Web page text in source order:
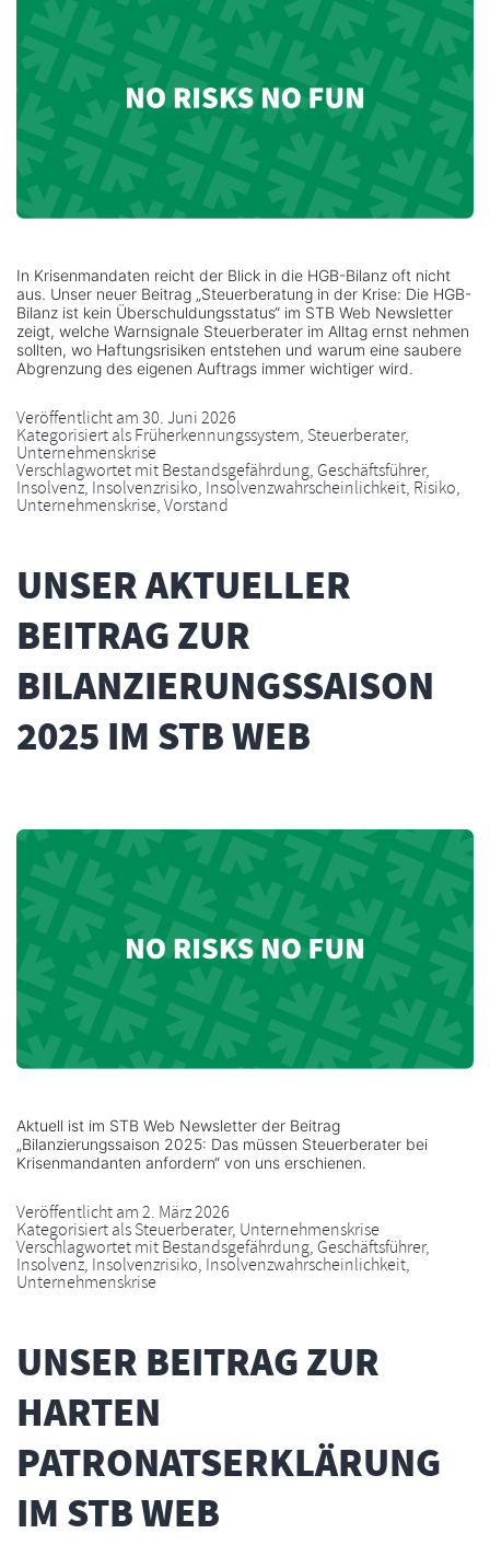
In Krisenmandaten reicht der Blick in die HGB-Bilanz oft nicht
aus. Unser neuer Beitrag „Steuerberatung in der Krise: Die HGB-
Bilanz ist kein Überschuldungsstatus“ im STB Web Newsletter
zeigt, welche Warnsignale Steuerberater im Alltag ernst nehmen
sollten, wo Haftungsrisiken entstehen und warum eine saubere
Abgrenzung des eigenen Auftrags immer wichtiger wird.
Veröffentlicht am30. Juni 2026
Kategorisiert alsFrüherkennungssystem, Steuerberater,
Unternehmenskrise
Verschlagwortet mitBestandsgefährdung, Geschäftsführer,
Insolvenz, Insolvenzrisiko, Insolvenzwahrscheinlichkeit, Risiko,
Unternehmenskrise,Vorstand
UNSER AKTUELLER
BEITRAG ZUR
BILANZIERUNGSSAISON
2025 IM STB WEB
Aktuell ist im STB Web Newsletter der Beitrag
„Bilanzierungssaison 2025: Das müssen Steuerberater bei
Krisenmandanten anfordern“ von uns erschienen.
Veröffentlicht am2. März 2026
Kategorisiert alsSteuerberater, Unternehmenskrise
Verschlagwortet mitBestandsgefährdung, Geschäftsführer,
Insolvenz, Insolvenzrisiko, Insolvenzwahrscheinlichkeit,
Unternehmenskrise
UNSER BEITRAG ZUR
HARTEN
PATRONATSERKLÄRUNG
IM STB WEB